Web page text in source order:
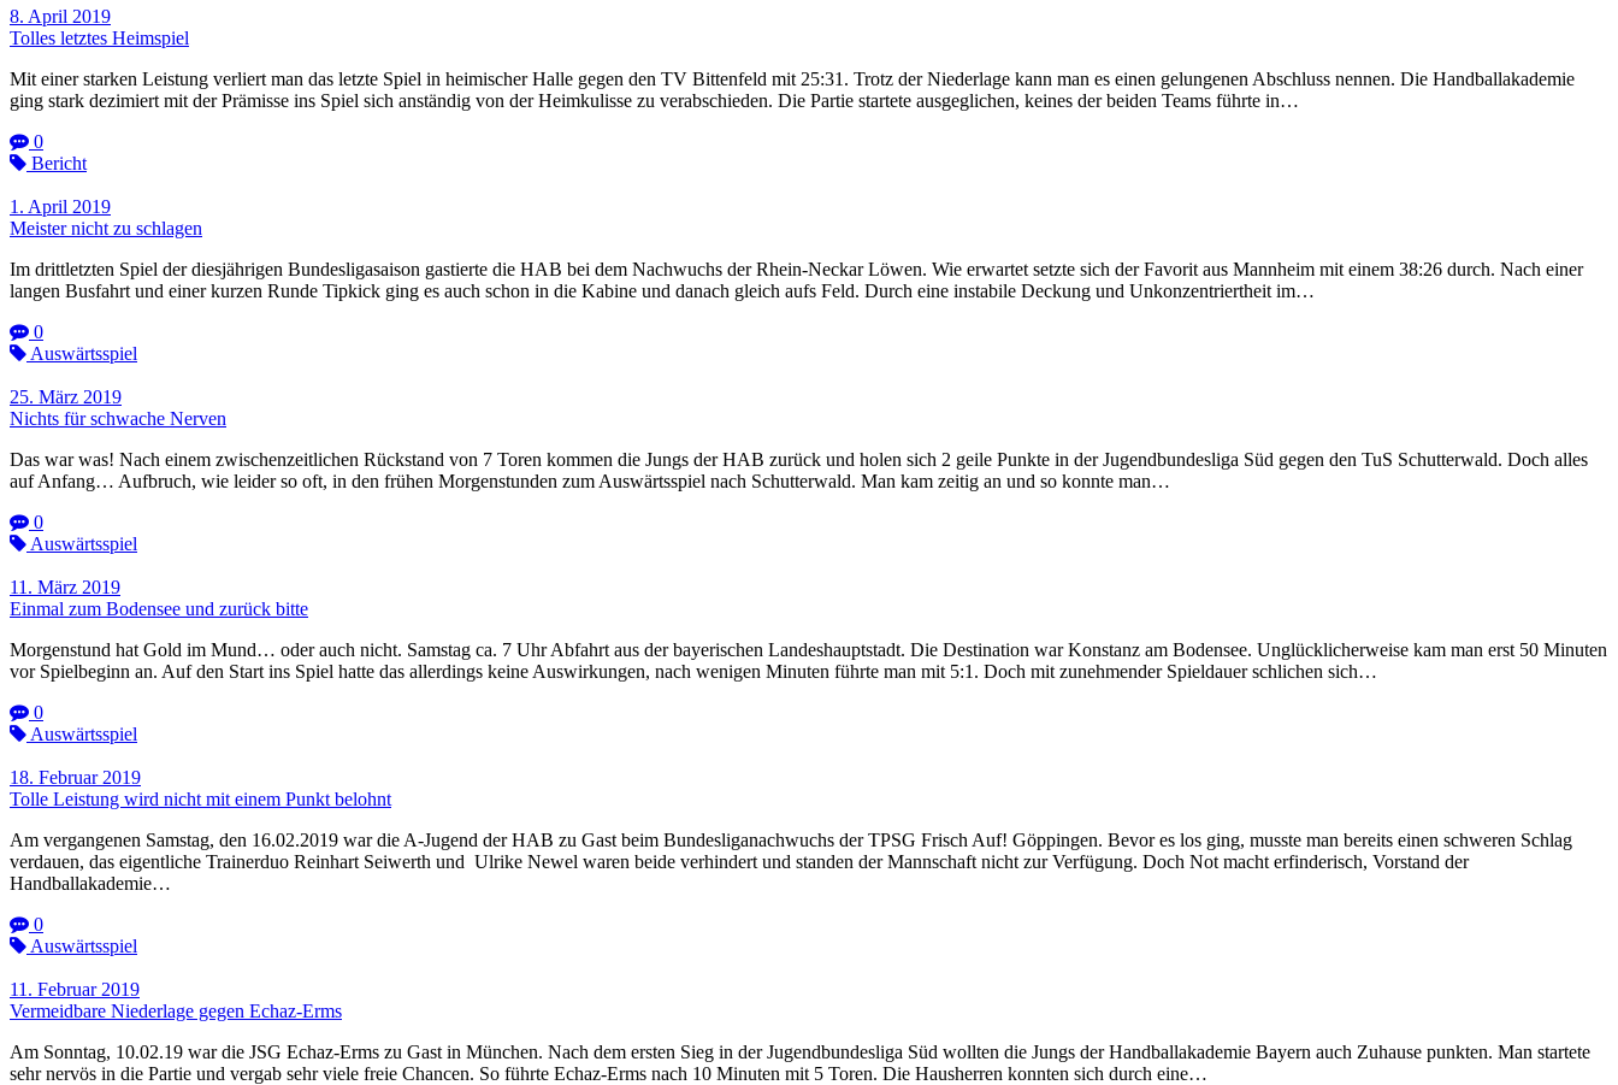
8. April 2019
Tolles letztes Heimspiel
Mit einer starken Leistung verliert man das letzte Spiel in heimischer Halle gegen den TV Bittenfeld mit 25:31. Trotz der Niederlage kann man es einen gelungenen Abschluss nennen. Die Handballakademie
ging stark dezimiert mit der Prämisse ins Spiel sich anständig von der Heimkulisse zu verabschieden. Die Partie startete ausgeglichen, keines der beiden Teams führte in…
0
Bericht
1. April 2019
Meister nicht zu schlagen
Im drittletzten Spiel der diesjährigen Bundesligasaison gastierte die HAB bei dem Nachwuchs der Rhein-Neckar Löwen. Wie erwartet setzte sich der Favorit aus Mannheim mit einem 38:26 durch. Nach einer
langen Busfahrt und einer kurzen Runde Tipkick ging es auch schon in die Kabine und danach gleich aufs Feld. Durch eine instabile Deckung und Unkonzentriertheit im…
0
Auswärtsspiel
25. März 2019
Nichts für schwache Nerven
Das war was! Nach einem zwischenzeitlichen Rückstand von 7 Toren kommen die Jungs der HAB zurück und holen sich 2 geile Punkte in der Jugendbundesliga Süd gegen den TuS Schutterwald. Doch alles
auf Anfang… Aufbruch, wie leider so oft, in den frühen Morgenstunden zum Auswärtsspiel nach Schutterwald. Man kam zeitig an und so konnte man…
0
Auswärtsspiel
11. März 2019
Einmal zum Bodensee und zurück bitte
Morgenstund hat Gold im Mund… oder auch nicht. Samstag ca. 7 Uhr Abfahrt aus der bayerischen Landeshauptstadt. Die Destination war Konstanz am Bodensee. Unglücklicherweise kam man erst 50 Minuten
vor Spielbeginn an. Auf den Start ins Spiel hatte das allerdings keine Auswirkungen, nach wenigen Minuten führte man mit 5:1. Doch mit zunehmender Spieldauer schlichen sich…
0
Auswärtsspiel
18. Februar 2019
Tolle Leistung wird nicht mit einem Punkt belohnt
Am vergangenen Samstag, den 16.02.2019 war die A-Jugend der HAB zu Gast beim Bundesliganachwuchs der TPSG Frisch Auf! Göppingen. Bevor es los ging, musste man bereits einen schweren Schlag
verdauen, das eigentliche Trainerduo Reinhart Seiwerth und Ulrike Newel waren beide verhindert und standen der Mannschaft nicht zur Verfügung. Doch Not macht erfinderisch, Vorstand der
Handballakademie…
0
Auswärtsspiel
11. Februar 2019
Vermeidbare Niederlage gegen Echaz-Erms
Am Sonntag, 10.02.19 war die JSG Echaz-Erms zu Gast in München. Nach dem ersten Sieg in der Jugendbundesliga Süd wollten die Jungs der Handballakademie Bayern auch Zuhause punkten. Man startete
sehr nervös in die Partie und vergab sehr viele freie Chancen. So führte Echaz-Erms nach 10 Minuten mit 5 Toren. Die Hausherren konnten sich durch eine…